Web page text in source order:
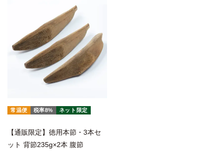
常温便 税率8% ネット限定
【通販限定】徳用本節・3本セ
ット 背節235g×2本 腹節